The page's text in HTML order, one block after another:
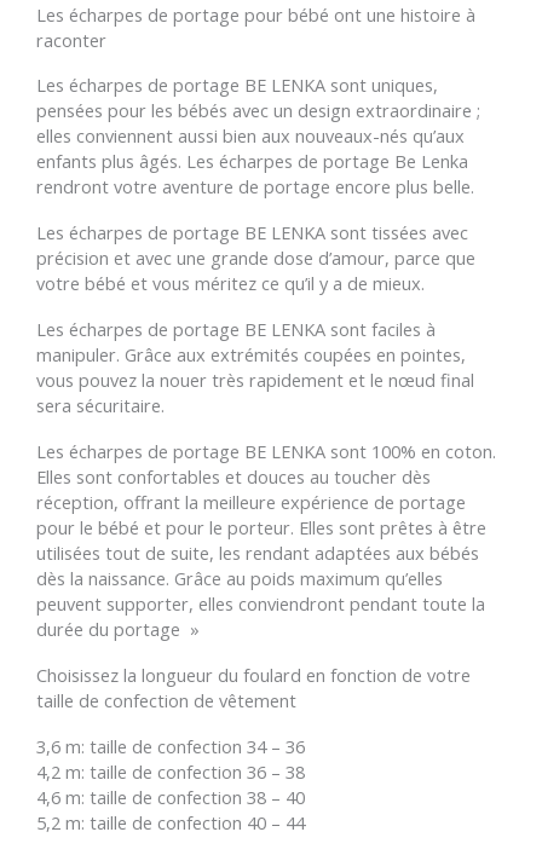
Les écharpes de portage pour bébé ont une histoire à
raconter
Les écharpes de portage BE LENKA sont uniques,
pensées pour les bébés avec un design extraordinaire ;
elles conviennent aussi bien aux nouveaux-nés qu’aux
enfants plus âgés. Les écharpes de portage Be Lenka
rendront votre aventure de portage encore plus belle.
Les écharpes de portage BE LENKA sont tissées avec
précision et avec une grande dose d’amour, parce que
votre bébé et vous méritez ce qu’il y a de mieux.
Les écharpes de portage BE LENKA sont faciles à
manipuler. Grâce aux extrémités coupées en pointes,
vous pouvez la nouer très rapidement et le nœud final
sera sécuritaire.
Les écharpes de portage BE LENKA sont 100% en coton.
Elles sont confortables et douces au toucher dès
réception, offrant la meilleure expérience de portage
pour le bébé et pour le porteur. Elles sont prêtes à être
utilisées tout de suite, les rendant adaptées aux bébés
dès la naissance. Grâce au poids maximum qu’elles
peuvent supporter, elles conviendront pendant toute la
durée du portage »
Choisissez la longueur du foulard en fonction de votre
taille de confection de vêtement
3,6 m: taille de confection 34 – 36
4,2 m: taille de confection 36 – 38
4,6 m: taille de confection 38 – 40
5,2 m: taille de confection 40 – 44